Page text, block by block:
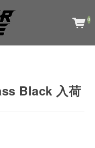
0
Black 入荷